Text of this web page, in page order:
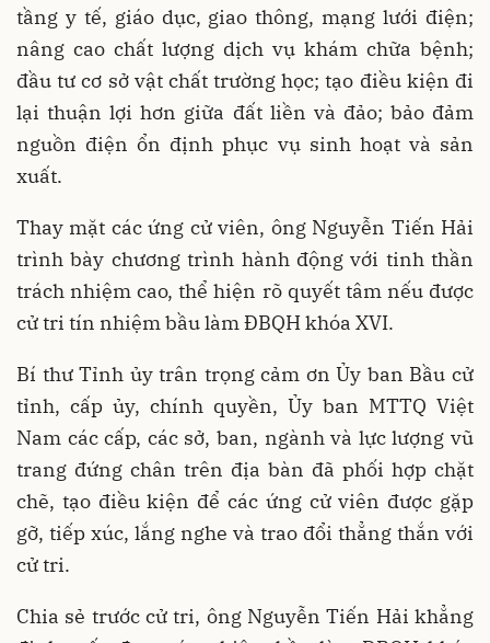
tầng y tế, giáo dục, giao thông, mạng lưới điện;
nâng cao chất lượng dịch vụ khám chữa bệnh;
đầu tư cơ sở vật chất trường học; tạo điều kiện đi
lại thuận lợi hơn giữa đất liền và đảo; bảo đảm
nguồn điện ổn định phục vụ sinh hoạt và sản
xuất.
Thay mặt các ứng cử viên, ông Nguyễn Tiến Hải
trình bày chương trình hành động với tinh thần
trách nhiệm cao, thể hiện rõ quyết tâm nếu được
cử tri tín nhiệm bầu làm ĐBQH khóa XVI.
Bí thư Tỉnh ủy trân trọng cảm ơn Ủy ban Bầu cử
tỉnh, cấp ủy, chính quyền, Ủy ban MTTQ Việt
Nam các cấp, các sở, ban, ngành và lực lượng vũ
trang đứng chân trên địa bàn đã phối hợp chặt
chẽ, tạo điều kiện để các ứng cử viên được gặp
gỡ, tiếp xúc, lắng nghe và trao đổi thẳng thắn với
cử tri.
Chia sẻ trước cử tri, ông Nguyễn Tiến Hải khẳng